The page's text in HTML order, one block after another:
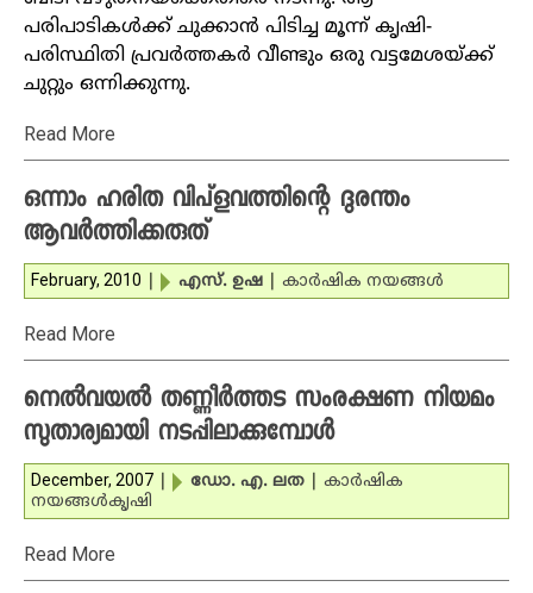
പരിപാടികള്‍ക്ക് ചുക്കാന്‍ പിടിച്ച മൂന്ന് കൃഷി-
പരിസ്ഥിതി പ്രവര്‍ത്തകര്‍ വീണ്ടും ഒരു വട്ടമേശയ്ക്ക്
ചുറ്റും ഒന്നിക്കുന്നു.
Read More
ഒന്നാം ഹരിത വിപ്‌ളവത്തിന്റെ ദുരന്തം
ആവര്‍ത്തിക്കരുത്
February, 2010 എസ്. ഉഷ കാര്‍ഷിക നയങ്ങള്‍
Read More
നെല്‍വയല്‍ തണ്ണീര്‍ത്തട സംരക്ഷണ നിയമം
സുതാര്യമായി നടപ്പിലാക്കുമ്പോള്‍
December, 2007 ഡോ. എ. ലത
കാര്‍ഷിക
നയങ്ങള്‍കൃഷി
Read More